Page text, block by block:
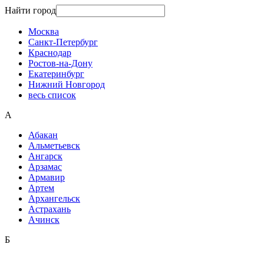
Найти город
Москва
Санкт-Петербург
Краснодар
Ростов-на-Дону
Екатеринбург
Нижний Новгород
весь список
А
Абакан
Альметьевск
Ангарск
Арзамас
Армавир
Артем
Архангельск
Астрахань
Ачинск
Б